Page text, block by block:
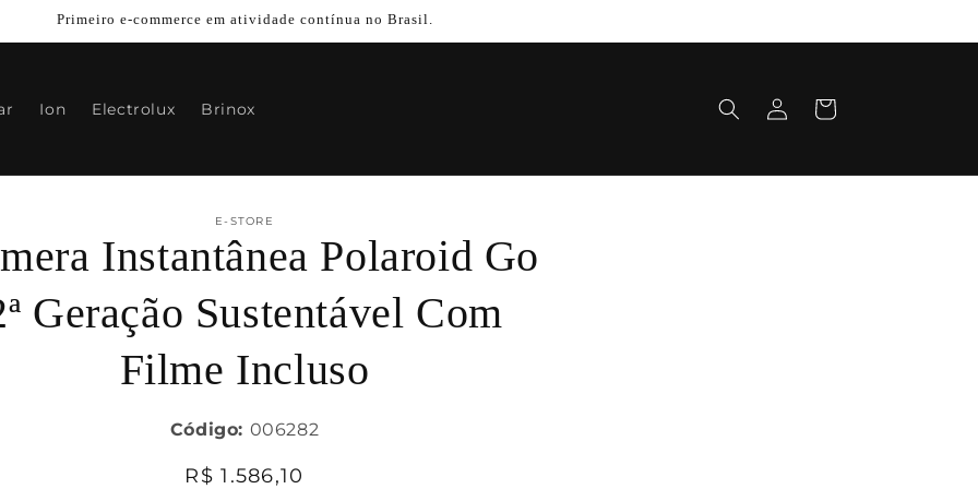
Primeiro e-commerce em atividade contínua no Brasil.
Ion Electrolux Brinox
login
Carrinho
E-STORE
Instantânea Polaroid Go
Geração Sustentável Com
Filme Incluso
Código: 006282
Preço
R$ 1.586,10